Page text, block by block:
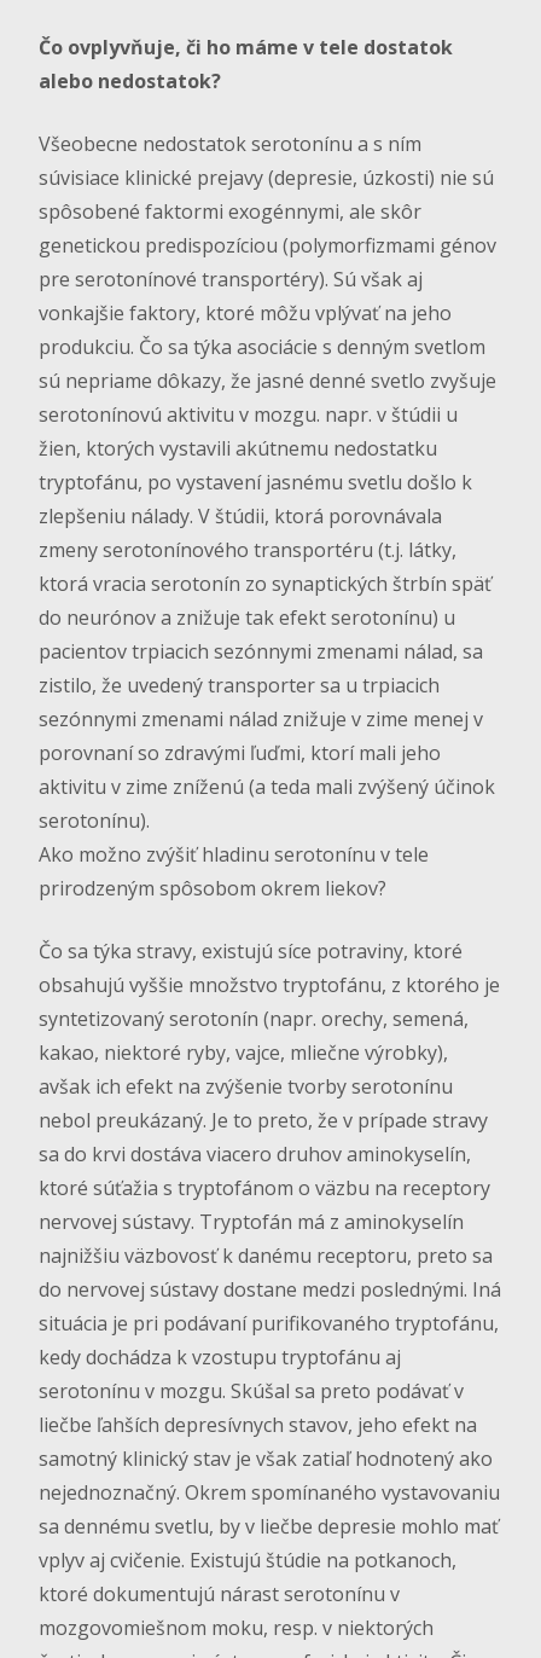
Čo ovplyvňuje, či ho máme v tele dostatok
alebo nedostatok?
Všeobecne nedostatok serotonínu a s ním
súvisiace klinické prejavy (depresie, úzkosti) nie sú
spôsobené faktormi exogénnymi, ale skôr
genetickou predispozíciou (polymorfizmami génov
pre serotonínové transportéry). Sú však aj
vonkajšie faktory, ktoré môžu vplývať na jeho
produkciu. Čo sa týka asociácie s denným svetlom
sú nepriame dôkazy, že jasné denné svetlo zvyšuje
serotonínovú aktivitu v mozgu. napr. v štúdii u
žien, ktorých vystavili akútnemu nedostatku
tryptofánu, po vystavení jasnému svetlu došlo k
zlepšeniu nálady. V štúdii, ktorá porovnávala
zmeny serotonínového transportéru (t.j. látky,
ktorá vracia serotonín zo synaptických štrbín späť
do neurónov a znižuje tak efekt serotonínu) u
pacientov trpiacich sezónnymi zmenami nálad, sa
zistilo, že uvedený transporter sa u trpiacich
sezónnymi zmenami nálad znižuje v zime menej v
porovnaní so zdravými ľuďmi, ktorí mali jeho
aktivitu v zime zníženú (a teda mali zvýšený účinok
serotonínu).
Ako možno zvýšiť hladinu serotonínu v tele
prirodzeným spôsobom okrem liekov?
Čo sa týka stravy, existujú síce potraviny, ktoré
obsahujú vyššie množstvo tryptofánu, z ktorého je
syntetizovaný serotonín (napr. orechy, semená,
kakao, niektoré ryby, vajce, mliečne výrobky),
avšak ich efekt na zvýšenie tvorby serotonínu
nebol preukázaný. Je to preto, že v prípade stravy
sa do krvi dostáva viacero druhov aminokyselín,
ktoré súťažia s tryptofánom o väzbu na receptory
nervovej sústavy. Tryptofán má z aminokyselín
najnižšiu väzbovosť k danému receptoru, preto sa
do nervovej sústavy dostane medzi poslednými. Iná
situácia je pri podávaní purifikovaného tryptofánu,
kedy dochádza k vzostupu tryptofánu aj
serotonínu v mozgu. Skúšal sa preto podávať v
liečbe ľahších depresívnych stavov, jeho efekt na
samotný klinický stav je však zatiaľ hodnotený ako
nejednoznačný. Okrem spomínaného vystavovaniu
sa dennému svetlu, by v liečbe depresie mohlo mať
vplyv aj cvičenie. Existujú štúdie na potkanoch,
ktoré dokumentujú nárast serotonínu v
mozgovomiešnom moku, resp. v niektorých